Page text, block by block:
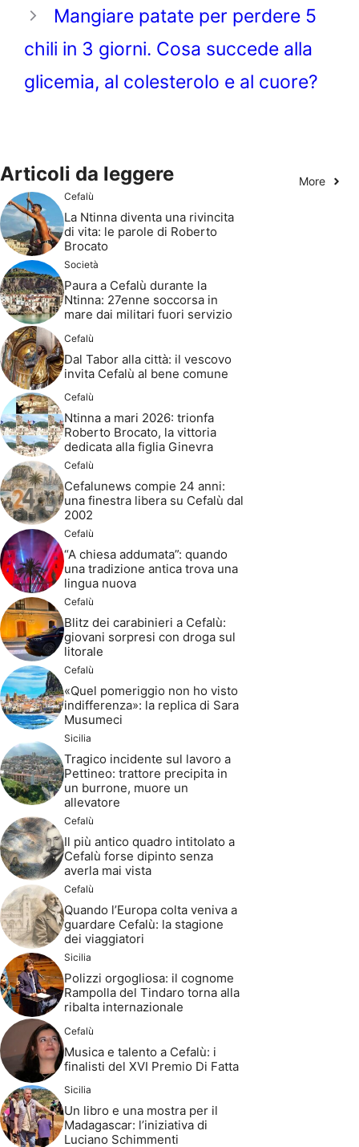
Mangiare patate per perdere 5
chili in 3 giorni. Cosa succede alla
glicemia, al colesterolo e al cuore?
Articoli da leggere More
Cefalù
La Ntinna diventa una rivincita
di vita: le parole di Roberto
Brocato
Società
Paura a Cefalù durante la
Ntinna: 27enne soccorsa in
mare dai militari fuori servizio
Cefalù
Dal Tabor alla città: il vescovo
invita Cefalù al bene comune
Cefalù
Ntinna a mari 2026: trionfa
Roberto Brocato, la vittoria
dedicata alla figlia Ginevra
Cefalù
Cefalunews compie 24 anni:
una finestra libera su Cefalù dal
2002
Cefalù
“A chiesa addumata”: quando
una tradizione antica trova una
lingua nuova
Cefalù
Blitz dei carabinieri a Cefalù:
giovani sorpresi con droga sul
litorale
Cefalù
«Quel pomeriggio non ho visto
indifferenza»: la replica di Sara
Musumeci
Sicilia
Tragico incidente sul lavoro a
Pettineo: trattore precipita in
un burrone, muore un
allevatore
Cefalù
Il più antico quadro intitolato a
Cefalù forse dipinto senza
averla mai vista
Cefalù
Quando l’Europa colta veniva a
guardare Cefalù: la stagione
dei viaggiatori
Sicilia
Polizzi orgogliosa: il cognome
Rampolla del Tindaro torna alla
ribalta internazionale
Cefalù
Musica e talento a Cefalù: i
finalisti del XVI Premio Di Fatta
Sicilia
Un libro e una mostra per il
Madagascar: l’iniziativa di
Luciano Schimmenti